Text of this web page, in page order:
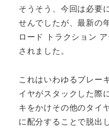
そうそう、今回は必要
せんでしたが、最新の
ロード トラクション
されました。
これはいわゆるブレー
イヤがスタックした際
キをかけその他のタイ
に配分することで脱出